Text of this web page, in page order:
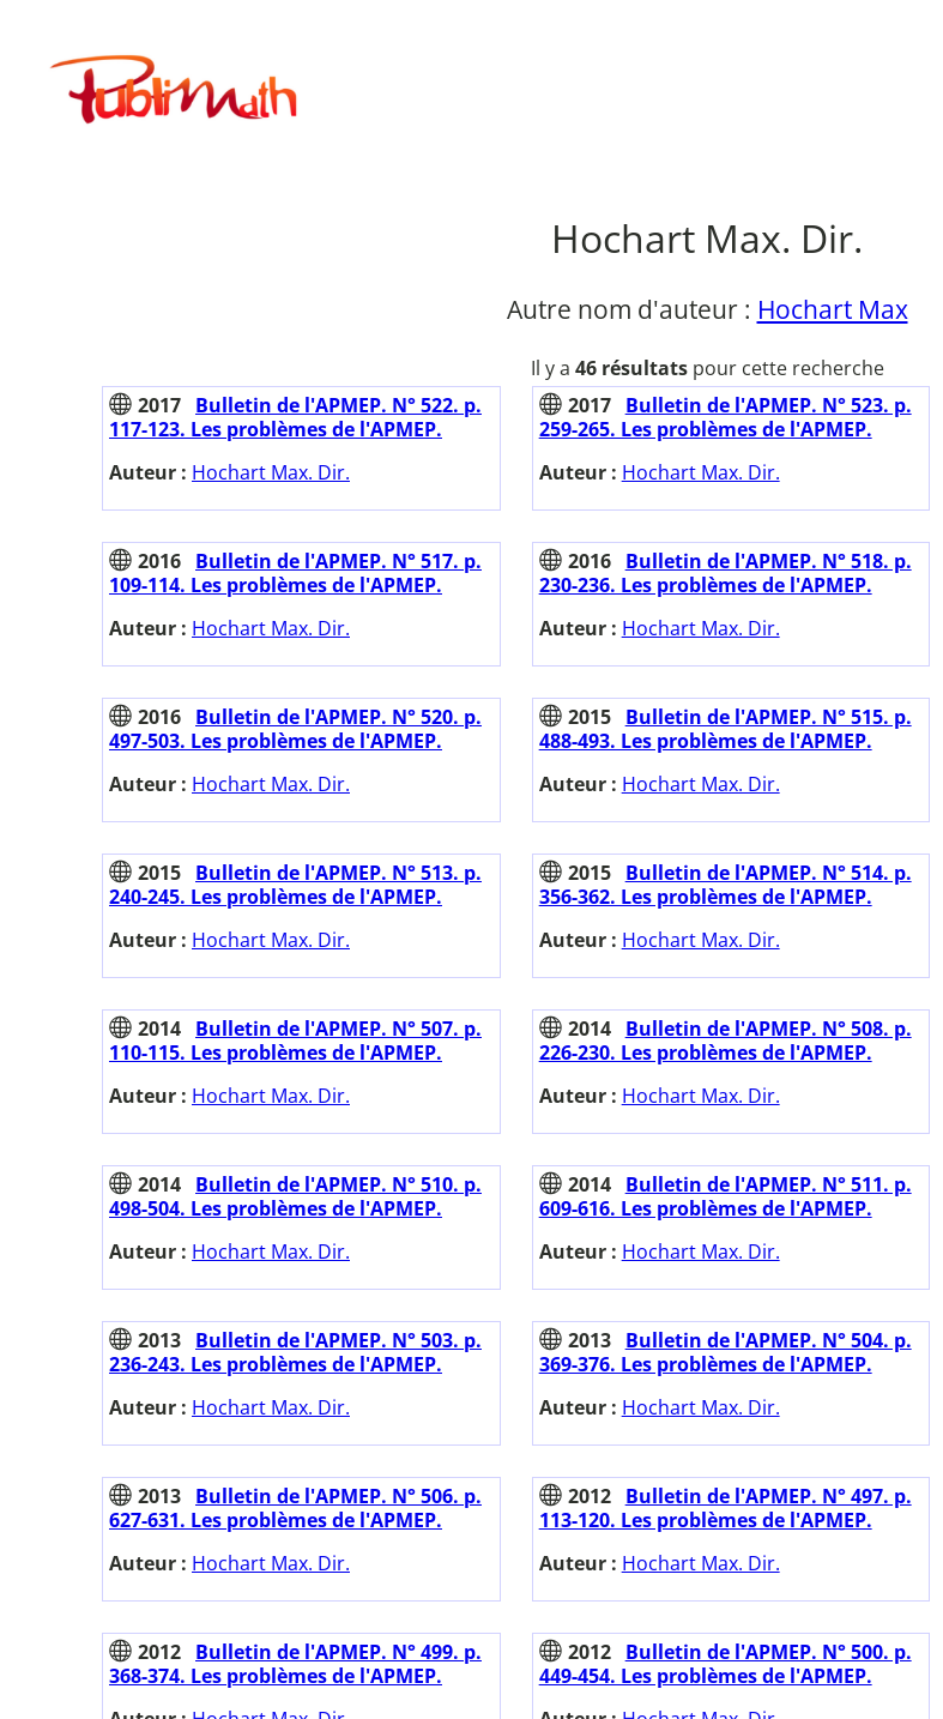
contenuPublimath
Hochart Max. Dir.
Autre nom d'auteur : Hochart Max
Il y a 46 résultatspour cette recherche
2017 Bulletin de l'APMEP. N° 522. p.
117-123. Les problèmes de l'APMEP.
Auteur : Hochart Max. Dir.
2017
Bulletin de l'APMEP. N° 523. p.
259-265. Les problèmes de l'APMEP.
Auteur : Hochart Max. Dir.
2016 Bulletin de l'APMEP. N° 517. p.
109-114. Les problèmes de l'APMEP.
Auteur : Hochart Max. Dir.
2016
Bulletin de l'APMEP. N° 518. p.
230-236. Les problèmes de l'APMEP.
Auteur : Hochart Max. Dir.
2016 Bulletin de l'APMEP. N° 520. p.
497-503. Les problèmes de l'APMEP.
Auteur : Hochart Max. Dir.
2015
Bulletin de l'APMEP. N° 515. p.
488-493. Les problèmes de l'APMEP.
Auteur : Hochart Max. Dir.
2015 Bulletin de l'APMEP. N° 513. p.
240-245. Les problèmes de l'APMEP.
Auteur : Hochart Max. Dir.
2015
Bulletin de l'APMEP. N° 514. p.
356-362. Les problèmes de l'APMEP.
Auteur : Hochart Max. Dir.
2014 Bulletin de l'APMEP. N° 507. p.
110-115. Les problèmes de l'APMEP.
Auteur : Hochart Max. Dir.
2014
Bulletin de l'APMEP. N° 508. p.
226-230. Les problèmes de l'APMEP.
Auteur : Hochart Max. Dir.
2014 Bulletin de l'APMEP. N° 510. p.
498-504. Les problèmes de l'APMEP.
Auteur : Hochart Max. Dir.
2014
Bulletin de l'APMEP. N° 511. p.
609-616. Les problèmes de l'APMEP.
Auteur : Hochart Max. Dir.
2013 Bulletin de l'APMEP. N° 503. p.
236-243. Les problèmes de l'APMEP.
Auteur : Hochart Max. Dir.
2013
Bulletin de l'APMEP. N° 504. p.
369-376. Les problèmes de l'APMEP.
Auteur : Hochart Max. Dir.
2013 Bulletin de l'APMEP. N° 506. p.
627-631. Les problèmes de l'APMEP.
Auteur : Hochart Max. Dir.
2012
Bulletin de l'APMEP. N° 497. p.
113-120. Les problèmes de l'APMEP.
Auteur : Hochart Max. Dir.
2012 Bulletin de l'APMEP. N° 499. p.
368-374. Les problèmes de l'APMEP.
2012
Bulletin de l'APMEP. N° 500. p.
449-454. Les problèmes de l'APMEP.